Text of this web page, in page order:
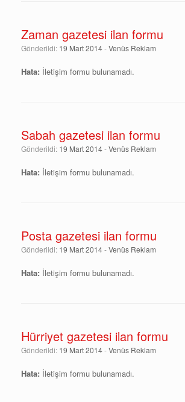
Zaman gazetesi ilan formu
Gönderildi: 19 Mart 2014-Venüs Reklam
Hata: İletişim formu bulunamadı.
Sabah gazetesi ilan formu
Gönderildi: 19 Mart 2014-Venüs Reklam
Hata: İletişim formu bulunamadı.
Posta gazetesi ilan formu
Gönderildi: 19 Mart 2014-Venüs Reklam
Hata: İletişim formu bulunamadı.
Hürriyet gazetesi ilan formu
Gönderildi: 19 Mart 2014-Venüs Reklam
Hata: İletişim formu bulunamadı.